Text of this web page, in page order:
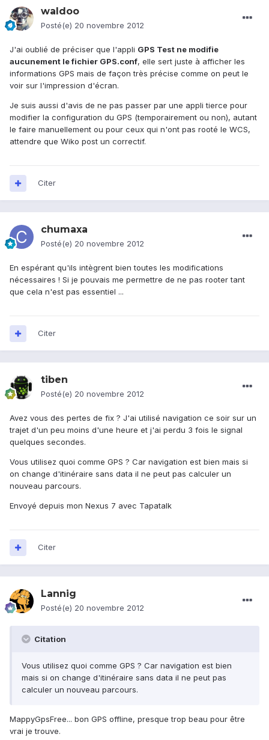
waldoo
Posté(e) 20 novembre 2012
J'ai oublié de préciser que l'appli GPS Test ne modifie
aucunement le fichier GPS.conf, elle sert juste à afficher les
informations GPS mais de façon très précise comme on peut le
voir sur l'impression d'écran.
Je suis aussi d'avis de ne pas passer par une appli tierce pour
modifier la configuration du GPS (temporairement ou non), autant
le faire manuellement ou pour ceux qui n'ont pas rooté le WCS,
attendre que Wiko post un correctif.
Citer
chumaxa
Posté(e) 20 novembre 2012
En espérant qu'ils intègrent bien toutes les modifications
nécessaires ! Si je pouvais me permettre de ne pas rooter tant
que cela n'est pas essentiel ...
Citer
tiben
Posté(e) 20 novembre 2012
Avez vous des pertes de fix ? J'ai utilisé navigation ce soir sur un
trajet d'un peu moins d'une heure et j'ai perdu 3 fois le signal
quelques secondes.
Vous utilisez quoi comme GPS ? Car navigation est bien mais si
on change d'itinéraire sans data il ne peut pas calculer un
nouveau parcours.
Envoyé depuis mon Nexus 7 avec Tapatalk
Citer
Lannig
Posté(e) 20 novembre 2012
Citation
Vous utilisez quoi comme GPS ? Car navigation est bien
mais si on change d'itinéraire sans data il ne peut pas
calculer un nouveau parcours.
MappyGpsFree... bon GPS offline, presque trop beau pour être
vrai je trouve.